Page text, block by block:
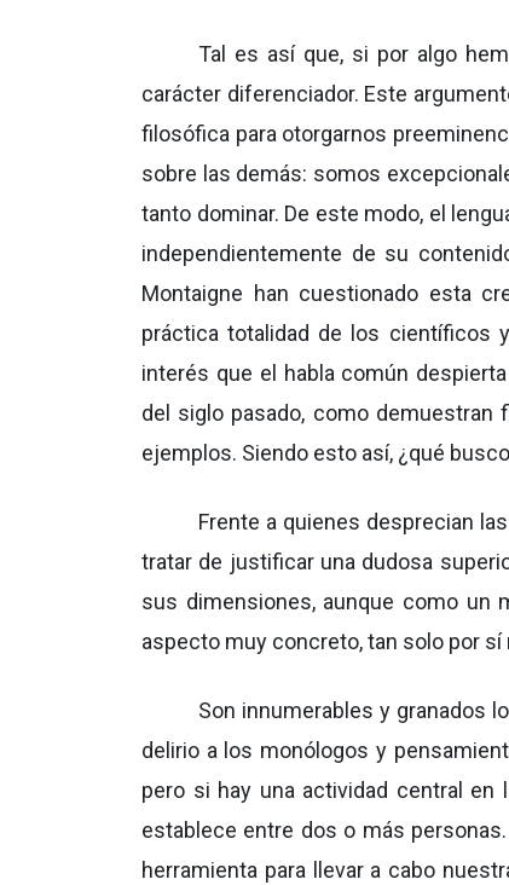
Tal es así que, si por algo
carácter diferenciador. Este
filosófica para otorgarnos
sobre las demás: somos
tanto dominar. De este modo, el
independientemente de su
Montaigne han cuestionado esta
práctica totalidad de los científicos
interés que el habla común
del siglo pasado, como demuestran
ejemplos. Siendo esto así, ¿qué
Frente a quienes desprecian
tratar de justificar una dudosa
sus dimensiones, aunque como un
aspecto muy concreto, tan solo por
Son innumerables y granados
delirio a los monólogos y
pero si hay una actividad central en
establece entre dos o más
herramienta para llevar a cabo